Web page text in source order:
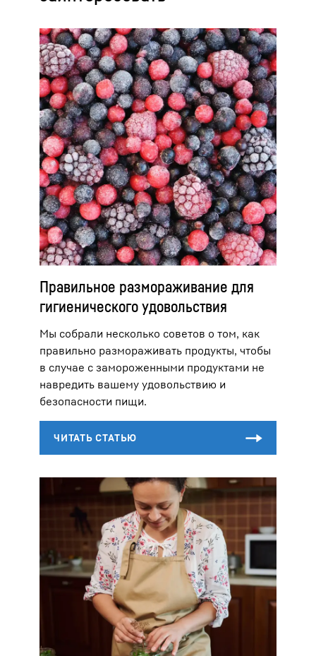
Правильное размораживание для
гигиенического удовольствия
Мы собрали несколько советов о том, как
правильно размораживать продукты, чтобы
в случае с замороженными продуктами не
навредить вашему удовольствию и
безопасности пищи.